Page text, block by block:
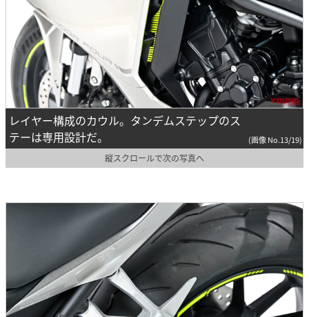
レイヤー構成のカウル。タンデムステップのス
テーは専用設計だ。
(画像 No.13/19)
縦スクロールで次の写真へ